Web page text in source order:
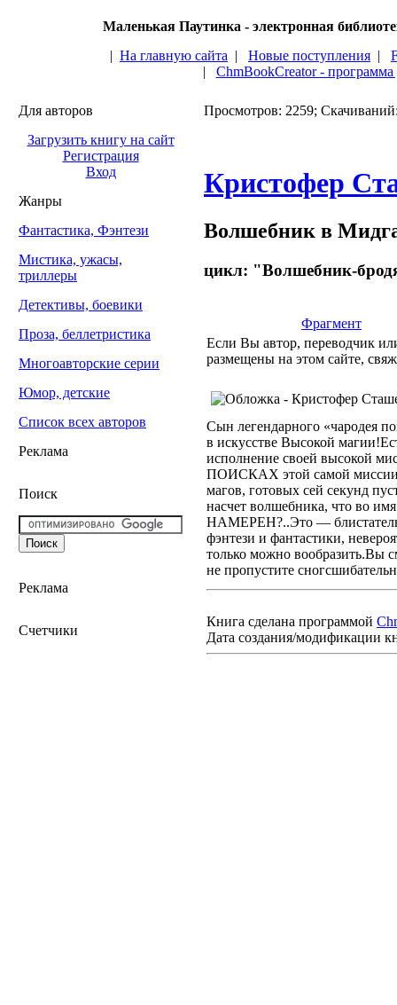
Маленькая Паутинка - электронная
| На главную сайта | Новые поступления |
| ChmBookCreator -
Для авторов
Загрузить книгу на сайт
Регистрация
Вход
Жанры
Фантастика, Фэнтези
Мистика, ужасы,
триллеры
Детективы, боевики
Проза, беллетристика
Многоавторские серии
Юмор, детские
Список всех авторов
Реклама
Поиск
Реклама
Счетчики
Просмотров: 2259;
Кристофер
Волшебник в
цикл: "Волшебник-
Фрагмент
Если Вы автор, переводчик
размещены на этом сайте,
Сын легендарного «чародея
в искусстве Высокой
исполнение своей высокой
ПОИСКАХ этой самой миссии
магов, готовых сей секунд
насчет волшебника, что во
НАМЕРЕН?..Это —
фэнтези и фантастики,
только можно вообразить.Вы
не пропустите
Книга сделана программой
Дата создания/модификации